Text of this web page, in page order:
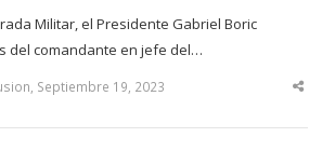
Militar, el Presidente Gabriel Boric
del comandante en jefe del…
Septiembre 19, 2023